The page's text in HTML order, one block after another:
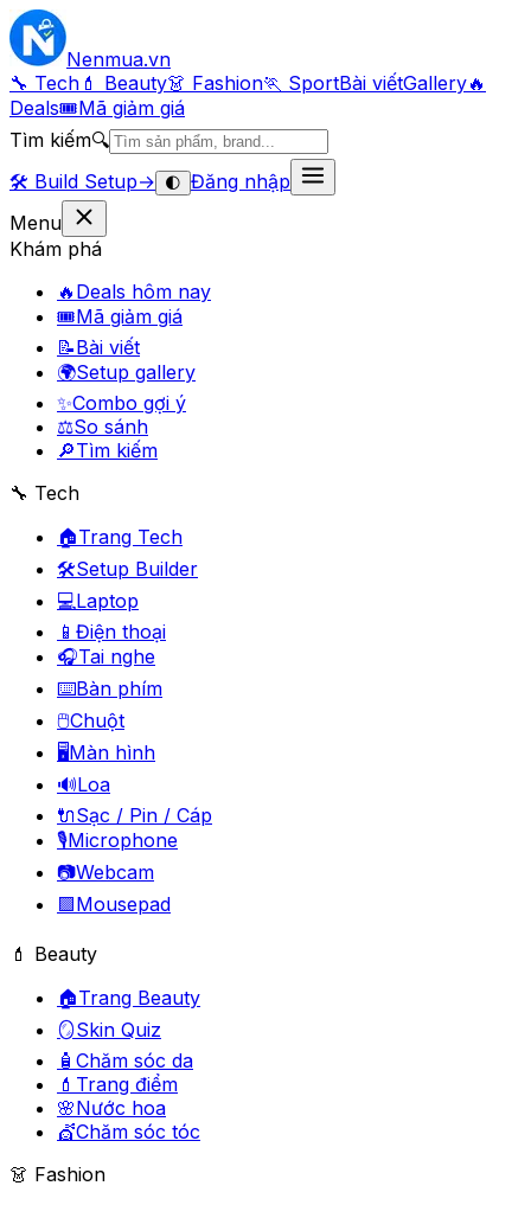
Nenmua.vn
🔧 Tech 💄 Beauty👗 Fashion🏃 SportBài viếtGallery🔥
Deals🎟Mã giảm giá
Tìm kiếm🔍
🛠️ Build Setup→ 🌓 Đăng nhập
Menu
Khám phá
🔥 Deals hôm nay
🎟Mã giảm giá
📝Bài viết
🌍Setup gallery
✨Combo gợi ý
⚖️So sánh
🔎Tìm kiếm
🔧 Tech
🏠Trang Tech
🛠️Setup Builder
💻Laptop
📱 Điện thoại
🎧Tai nghe
⌨️Bàn phím
🖱️Chuột
🖥️Màn hình
🔊Loa
🔌Sạc / Pin / Cáp
🎙️Microphone
📷Webcam
🟪Mousepad
💄 Beauty
🏠Trang Beauty
🪞Skin Quiz
🧴 Chăm sóc da
💄 Trang điểm
🌸Nước hoa
💇Chăm sóc tóc
👗 Fashion